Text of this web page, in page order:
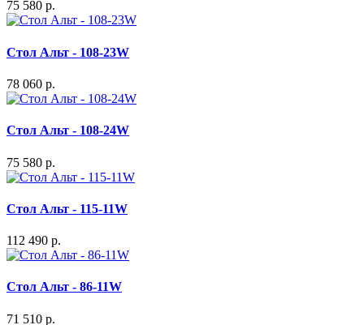
75 580 р.
Стол Альт - 108-23W
78 060 р.
Стол Альт - 108-24W
75 580 р.
Стол Альт - 115-11W
112 490 р.
Стол Альт - 86-11W
71 510 р.